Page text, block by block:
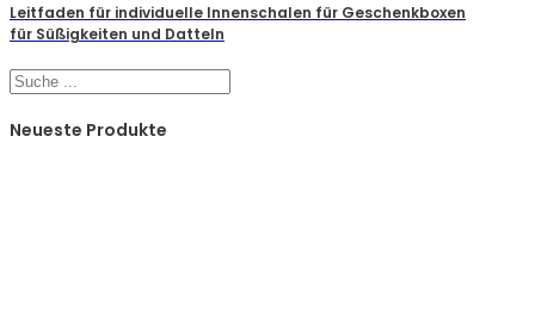
Leitfaden für individuelle Innenschalen für Geschenkboxen
für Süßigkeiten und Datteln
Suchen
Neueste Produkte